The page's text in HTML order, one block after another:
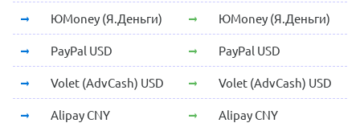
ЮMoney (Я.Деньги) ЮMoney (Я.Деньги)
PayPal USD PayPal USD
Volet (AdvCash) USD Volet (AdvCash) USD
Alipay CNY Alipay CNY